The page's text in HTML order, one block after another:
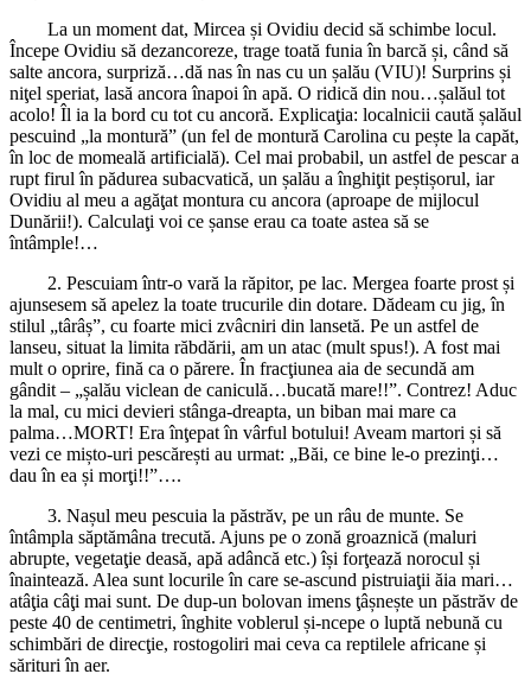
La un moment dat, Mircea și Ovidiu decid să schimbe locul.
Începe Ovidiu să dezancoreze, trage toată funia în barcă și, când să
salte ancora, surpriză…dă nas în nas cu un șalău (VIU)! Surprins și
niţel speriat, lasă ancora înapoi în apă. O ridică din nou…șalăul tot
acolo! Îl ia la bord cu tot cu ancoră. Explicaţia: localnicii caută șalăul
pescuind „la montură” (un fel de montură Carolina cu pește la capăt,
în loc de momeală artificială). Cel mai probabil, un astfel de pescar a
rupt firul în pădurea subacvatică, un șalău a înghiţit peștișorul, iar
Ovidiu al meu a agăţat montura cu ancora (aproape de mijlocul
Dunării!). Calculaţi voi ce șanse erau ca toate astea să se
întâmple!…
2. Pescuiam într-o vară la răpitor, pe lac. Mergea foarte prost și
ajunsesem să apelez la toate trucurile din dotare. Dădeam cu jig, în
stilul „târâș”, cu foarte mici zvâcniri din lansetă. Pe un astfel de
lanseu, situat la limita răbdării, am un atac (mult spus!). A fost mai
mult o oprire, fină ca o părere. În fracţiunea aia de secundă am
gândit – „șalău viclean de caniculă…bucată mare!!”. Contrez! Aduc
la mal, cu mici devieri stânga-dreapta, un biban mai mare ca
palma…MORT! Era înţepat în vârful botului! Aveam martori și să
vezi ce mișto-uri pescărești au urmat: „Băi, ce bine le-o prezinţi…
dau în ea și morţi!!”….
3. Nașul meu pescuia la păstrăv, pe un râu de munte. Se
întâmpla săptămâna trecută. Ajuns pe o zonă groaznică (maluri
abrupte, vegetaţie deasă, apă adâncă etc.) își forţează norocul și
înaintează. Alea sunt locurile în care se-ascund pistruiaţii ăia mari…
atâţia câţi mai sunt. De dup-un bolovan imens ţâșnește un păstrăv de
peste 40 de centimetri, înghite voblerul și-ncepe o luptă nebună cu
schimbări de direcţie, rostogoliri mai ceva ca reptilele africane și
sărituri în aer.